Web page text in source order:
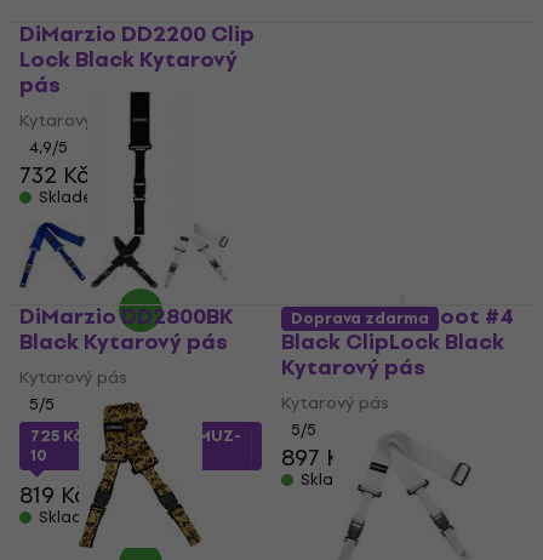
DiMarzio DD2200 Clip
Lock Black Kytarový
pás
Kytarový pás
4,9/5
732 Kč
Skladem
DiMarzio DD2800BK
Black Kytarový pás
Kytarový pás
5/5
725 Kč
s kódem MUZMUZ-
10
819 Kč
Skladem
DiMarzio Jim Root #4
Black ClipLock Black
Kytarový pás
Kytarový pás
5/5
897 Kč
Skladem
Doprava zdarma